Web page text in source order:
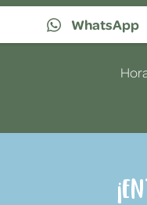
WhatsApp